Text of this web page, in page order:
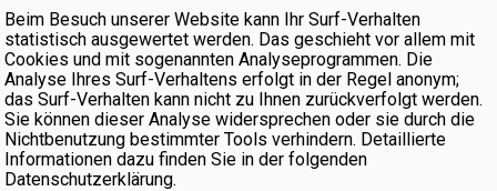
Beim Besuch unserer Website kann Ihr Surf-Verhalten
statistisch ausgewertet werden. Das geschieht vor allem mit
Cookies und mit sogenannten Analyseprogrammen. Die
Analyse Ihres Surf-Verhaltens erfolgt in der Regel anonym;
das Surf-Verhalten kann nicht zu Ihnen zurückverfolgt werden.
Sie können dieser Analyse widersprechen oder sie durch die
Nichtbenutzung bestimmter Tools verhindern. Detaillierte
Informationen dazu finden Sie in der folgenden
Datenschutzerklärung.